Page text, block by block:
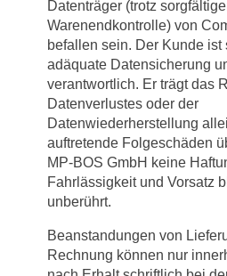
Datenträger (trotz
Warenendkontrolle) von
befallen sein. Der Kunde ist
adäquate Datensicherung
verantwortlich. Er trägt das
Datenverlustes oder der
Datenwiederherstellung
auftretende Folgeschäden
MP-BOS GmbH keine
Fahrlässigkeit und Vorsatz
unberührt.
Beanstandungen von
Rechnung können nur